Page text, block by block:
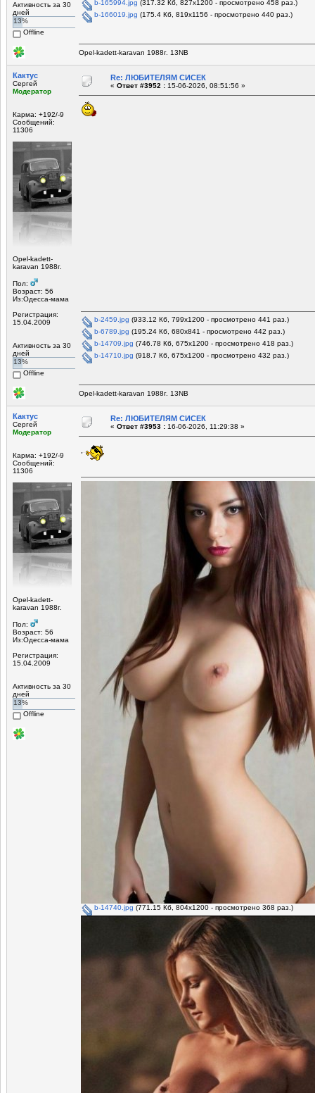
Активность за 30
дней
13%
Offline
b-165994.jpg (317.32 Кб, 827x1200 - просмотрено 458 раз.)
b-166019.jpg (175.4 Кб, 819x1156 - просмотрено 440 раз.)
Opel-kadett-karavan 1988г. 13NB
Кактус
Сергей
Модератор
Карма: +192/-9
Сообщений:
11306
Opel-kadett-
karavan 1988г.
Пол:
Возраст: 56
Из:Одесса-мама
Регистрация:
15.04.2009
Активность за 30
дней
13%
Offline
Re: ЛЮБИТЕЛЯМ СИСЕК
« Ответ #3952 : 15-06-2026, 08:51:56 »
b-2459.jpg (933.12 Кб, 799x1200 - просмотрено 441 раз.)
b-6789.jpg (195.24 Кб, 680x841 - просмотрено 442 раз.)
b-14709.jpg (746.78 Кб, 675x1200 - просмотрено 418 раз.)
b-14710.jpg (918.7 Кб, 675x1200 - просмотрено 432 раз.)
Opel-kadett-karavan 1988г. 13NB
Кактус
Сергей
Модератор
Карма: +192/-9
Сообщений:
11306
Opel-kadett-
karavan 1988г.
Пол:
Возраст: 56
Из:Одесса-мама
Регистрация:
15.04.2009
Активность за 30
дней
13%
Offline
Re: ЛЮБИТЕЛЯМ СИСЕК
« Ответ #3953 : 16-06-2026, 11:29:38 »
b-14740.jpg (771.15 Кб, 804x1200 - просмотрено 368 раз.)